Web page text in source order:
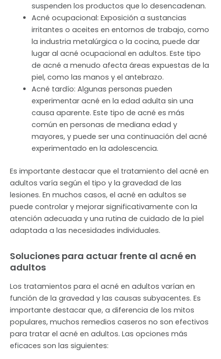
suspenden los productos que lo desencadenan.
Acné ocupacional: Exposición a sustancias
irritantes o aceites en entornos de trabajo, como
la industria metalúrgica o la cocina, puede dar
lugar al acné ocupacional en adultos. Este tipo
de acné a menudo afecta áreas expuestas de la
piel, como las manos y el antebrazo.
Acné tardío: Algunas personas pueden
experimentar acné en la edad adulta sin una
causa aparente. Este tipo de acné es más
común en personas de mediana edad y
mayores, y puede ser una continuación del acné
experimentado en la adolescencia.
Es importante destacar que el tratamiento del acné en
adultos varía según el tipo y la gravedad de las
lesiones. En muchos casos, el acné en adultos se
puede controlar y mejorar significativamente con la
atención adecuada y una rutina de cuidado de la piel
adaptada a las necesidades individuales.
Soluciones para actuar frente al acné en
adultos
Los tratamientos para el acné en adultos varían en
función de la gravedad y las causas subyacentes. Es
importante destacar que, a diferencia de los mitos
populares, muchos remedios caseros no son efectivos
para tratar el acné en adultos. Las opciones más
eficaces son las siguientes: